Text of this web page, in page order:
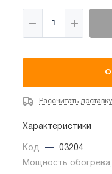
Рассчитать доставку
Характеристики
Код —
03204
Мощность